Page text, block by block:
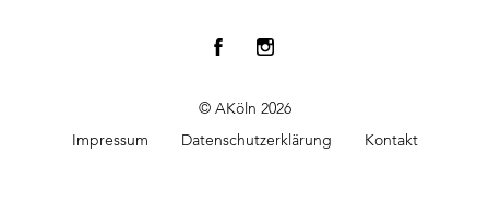
© AKöln 2026
Impressum Datenschutzerklärung Kontakt